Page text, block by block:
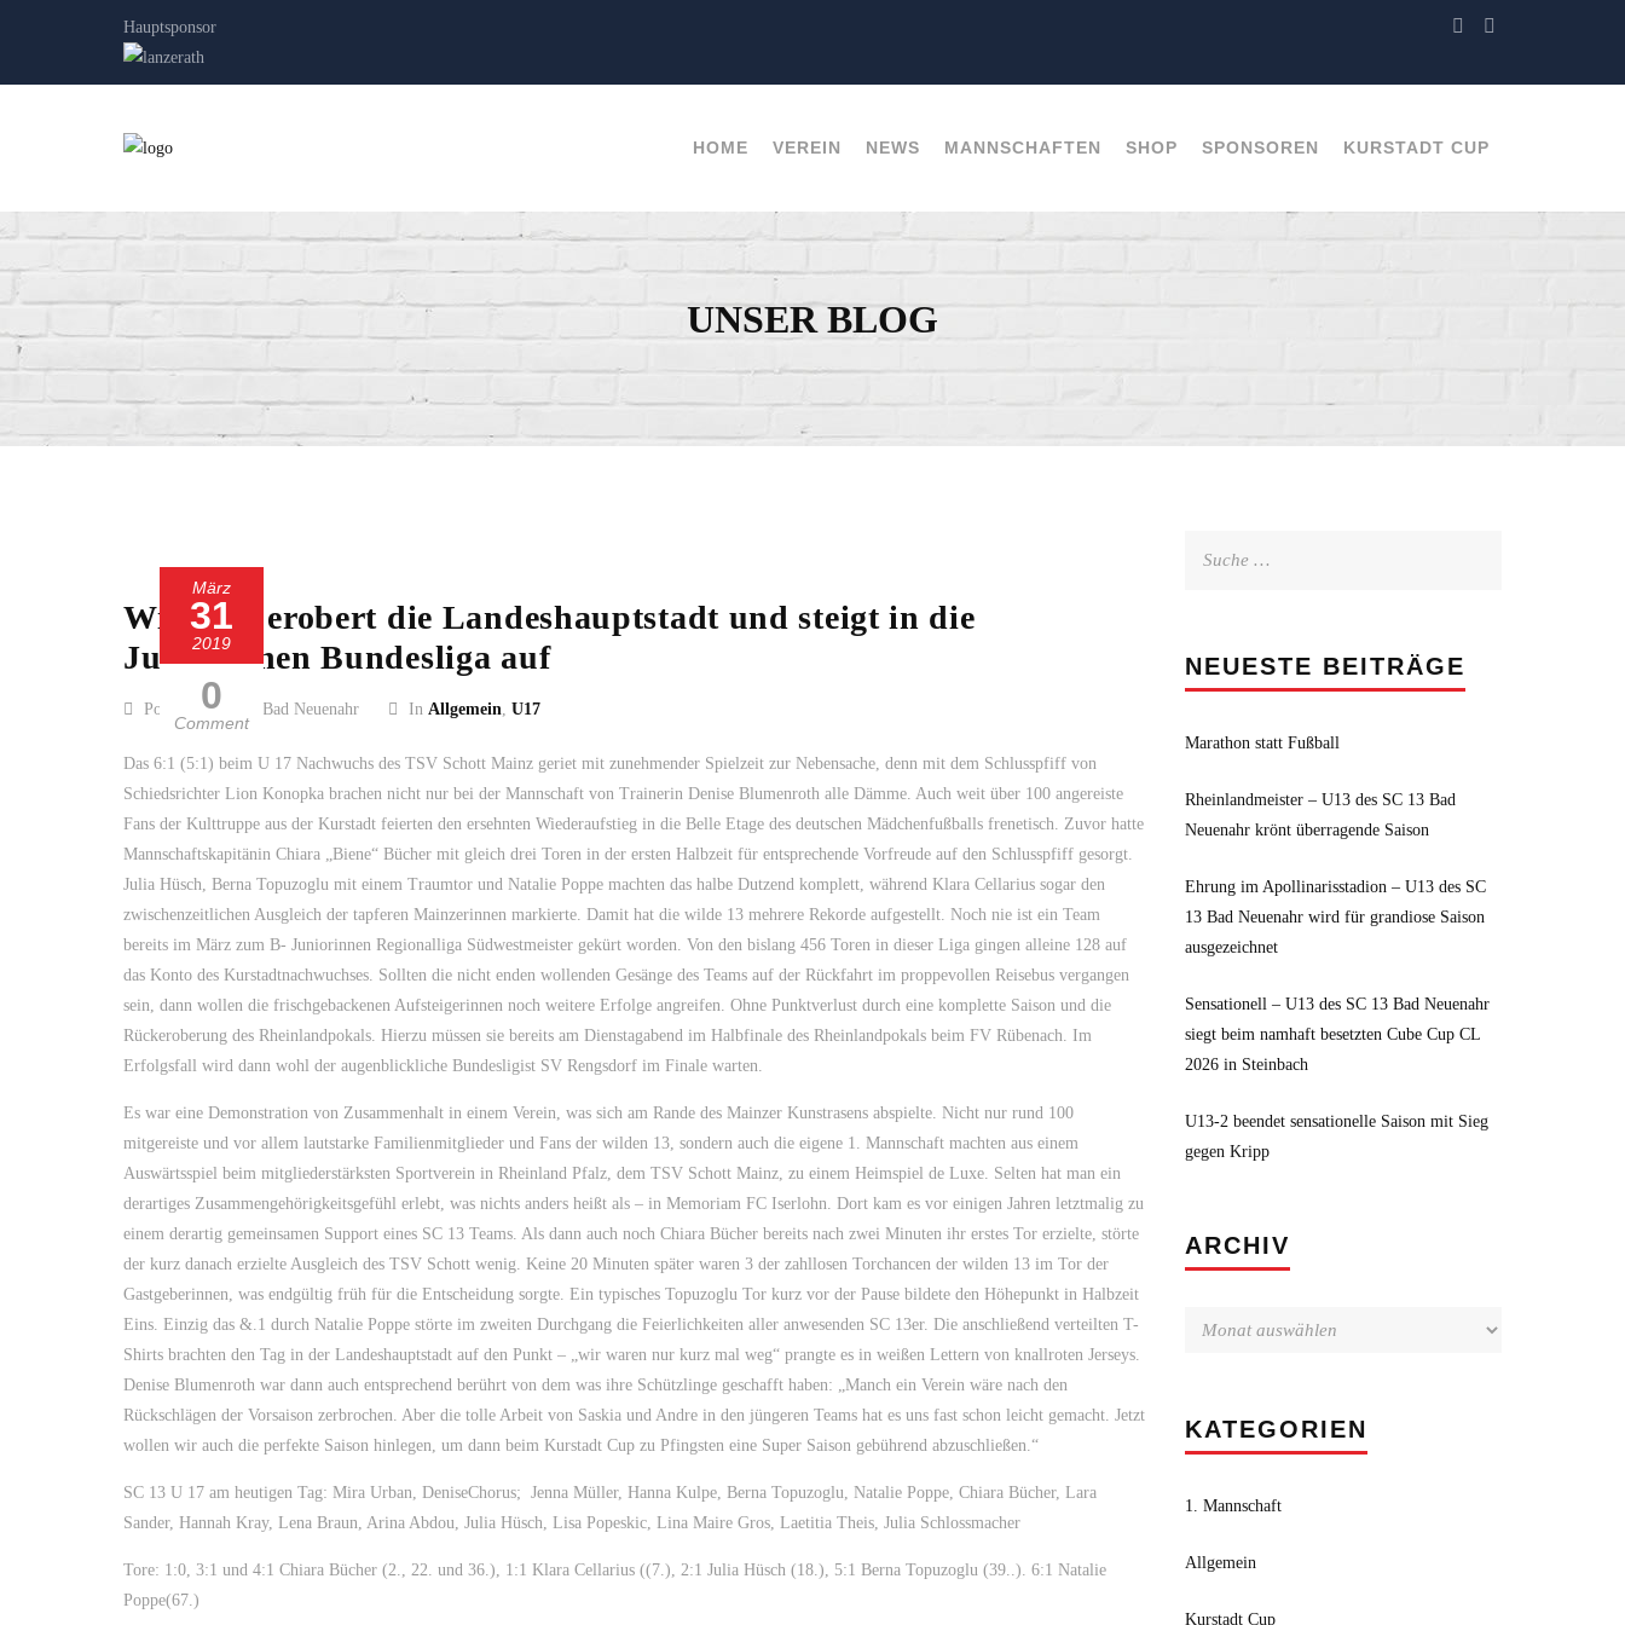
Hauptsponsor
HOME VEREIN NEWS MANNSCHAFTEN SHOP SPONSOREN KURSTADT CUP
UNSER BLOG
März
31
2019
0
Comment
Wilde 13 erobert die Landeshauptstadt und steigt in die
Juniorinnen Bundesliga auf
Posted by SC 13 Bad Neuenahr In Allgemein, U17
Das 6:1 (5:1) beim U 17 Nachwuchs des TSV Schott Mainz geriet mit zunehmender Spielzeit zur Nebensache, denn mit dem Schlusspfiff von
Schiedsrichter Lion Konopka brachen nicht nur bei der Mannschaft von Trainerin Denise Blumenroth alle Dämme. Auch weit über 100 angereiste
Fans der Kulttruppe aus der Kurstadt feierten den ersehnten Wiederaufstieg in die Belle Etage des deutschen Mädchenfußballs frenetisch. Zuvor hatte
Mannschaftskapitänin Chiara „Biene“ Bücher mit gleich drei Toren in der ersten Halbzeit für entsprechende Vorfreude auf den Schlusspfiff gesorgt.
Julia Hüsch, Berna Topuzoglu mit einem Traumtor und Natalie Poppe machten das halbe Dutzend komplett, während Klara Cellarius sogar den
zwischenzeitlichen Ausgleich der tapferen Mainzerinnen markierte. Damit hat die wilde 13 mehrere Rekorde aufgestellt. Noch nie ist ein Team
bereits im März zum B- Juniorinnen Regionalliga Südwestmeister gekürt worden. Von den bislang 456 Toren in dieser Liga gingen alleine 128 auf
das Konto des Kurstadtnachwuchses. Sollten die nicht enden wollenden Gesänge des Teams auf der Rückfahrt im proppevollen Reisebus vergangen
sein, dann wollen die frischgebackenen Aufsteigerinnen noch weitere Erfolge angreifen. Ohne Punktverlust durch eine komplette Saison und die
Rückeroberung des Rheinlandpokals. Hierzu müssen sie bereits am Dienstagabend im Halbfinale des Rheinlandpokals beim FV Rübenach. Im
Erfolgsfall wird dann wohl der augenblickliche Bundesligist SV Rengsdorf im Finale warten.
Es war eine Demonstration von Zusammenhalt in einem Verein, was sich am Rande des Mainzer Kunstrasens abspielte. Nicht nur rund 100
mitgereiste und vor allem lautstarke Familienmitglieder und Fans der wilden 13, sondern auch die eigene 1. Mannschaft machten aus einem
Auswärtsspiel beim mitgliederstärksten Sportverein in Rheinland Pfalz, dem TSV Schott Mainz, zu einem Heimspiel de Luxe. Selten hat man ein
derartiges Zusammengehörigkeitsgefühl erlebt, was nichts anders heißt als – in Memoriam FC Iserlohn. Dort kam es vor einigen Jahren letztmalig zu
einem derartig gemeinsamen Support eines SC 13 Teams. Als dann auch noch Chiara Bücher bereits nach zwei Minuten ihr erstes Tor erzielte, störte
der kurz danach erzielte Ausgleich des TSV Schott wenig. Keine 20 Minuten später waren 3 der zahllosen Torchancen der wilden 13 im Tor der
Gastgeberinnen, was endgültig früh für die Entscheidung sorgte. Ein typisches Topuzoglu Tor kurz vor der Pause bildete den Höhepunkt in Halbzeit
Eins. Einzig das &.1 durch Natalie Poppe störte im zweiten Durchgang die Feierlichkeiten aller anwesenden SC 13er. Die anschließend verteilten T-
Shirts brachten den Tag in der Landeshauptstadt auf den Punkt – „wir waren nur kurz mal weg“ prangte es in weißen Lettern von knallroten Jerseys.
Denise Blumenroth war dann auch entsprechend berührt von dem was ihre Schützlinge geschafft haben: „Manch ein Verein wäre nach den
Rückschlägen der Vorsaison zerbrochen. Aber die tolle Arbeit von Saskia und Andre in den jüngeren Teams hat es uns fast schon leicht gemacht. Jetzt
wollen wir auch die perfekte Saison hinlegen, um dann beim Kurstadt Cup zu Pfingsten eine Super Saison gebührend abzuschließen.“
SC 13 U 17 am heutigen Tag: Mira Urban, DeniseChorus; Jenna Müller, Hanna Kulpe, Berna Topuzoglu, Natalie Poppe, Chiara Bücher, Lara
Sander, Hannah Kray, Lena Braun, Arina Abdou, Julia Hüsch, Lisa Popeskic, Lina Maire Gros, Laetitia Theis, Julia Schlossmacher
Tore: 1:0, 3:1 und 4:1 Chiara Bücher (2., 22. und 36.), 1:1 Klara Cellarius ((7.), 2:1 Julia Hüsch (18.), 5:1 Berna Topuzoglu (39..). 6:1 Natalie
Poppe(67.)
NEUESTE BEITRÄGE
Marathon statt Fußball
Rheinlandmeister – U13 des SC 13 Bad
Neuenahr krönt überragende Saison
Ehrung im Apollinarisstadion – U13 des SC
13 Bad Neuenahr wird für grandiose Saison
ausgezeichnet
Sensationell – U13 des SC 13 Bad Neuenahr
siegt beim namhaft besetzten Cube Cup CL
2026 in Steinbach
U13-2 beendet sensationelle Saison mit Sieg
gegen Kripp
ARCHIV
KATEGORIEN
1. Mannschaft
Allgemein
Kurstadt Cup